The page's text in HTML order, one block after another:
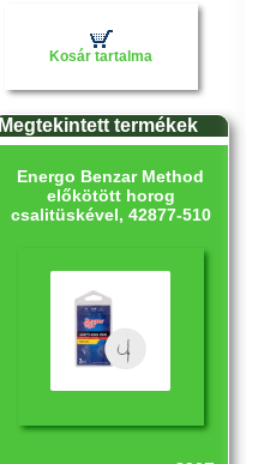
Kosár tartalma
Megtekintett termékek
Energo Benzar Method
előkötött horog
csalitüskével, 42877-510